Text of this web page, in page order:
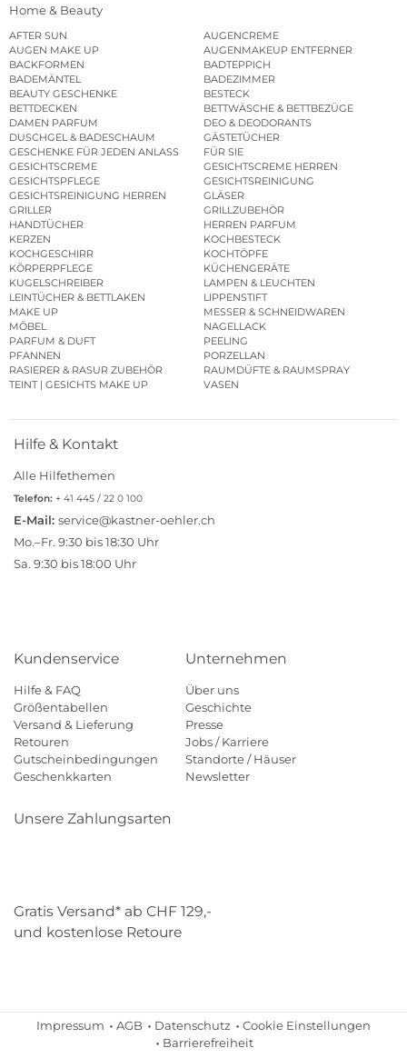
Home & Beauty
AFTER SUN
AUGENCREME
AUGEN MAKE UP
AUGENMAKEUP ENTFERNER
BACKFORMEN
BADTEPPICH
BADEMÄNTEL
BADEZIMMER
BEAUTY GESCHENKE
BESTECK
BETTDECKEN
BETTWÄSCHE & BETTBEZÜGE
DAMEN PARFUM
DEO & DEODORANTS
DUSCHGEL & BADESCHAUM
GÄSTETÜCHER
GESCHENKE FÜR JEDEN ANLASS
FÜR SIE
GESICHTSCREME
GESICHTSCREME HERREN
GESICHTSPFLEGE
GESICHTSREINIGUNG
GESICHTSREINIGUNG HERREN
GLÄSER
GRILLER
GRILLZUBEHÖR
HANDTÜCHER
HERREN PARFUM
KERZEN
KOCHBESTECK
KOCHGESCHIRR
KOCHTÖPFE
KÖRPERPFLEGE
KÜCHENGERÄTE
KUGELSCHREIBER
LAMPEN & LEUCHTEN
LEINTÜCHER & BETTLAKEN
LIPPENSTIFT
MAKE UP
MESSER & SCHNEIDWAREN
MÖBEL
NAGELLACK
PARFUM & DUFT
PEELING
PFANNEN
PORZELLAN
RASIERER & RASUR ZUBEHÖR
RAUMDÜFTE & RAUMSPRAY
TEINT | GESICHTS MAKE UP
VASEN
Hilfe & Kontakt
Alle Hilfethemen
Telefon: + 41 445 / 22 0 100
E-Mail: service@kastner-oehler.ch
Mo.–Fr. 9:30 bis 18:30 Uhr
Sa. 9:30 bis 18:00 Uhr
Kundenservice
Hilfe & FAQ
Größentabellen
Versand & Lieferung
Retouren
Gutscheinbedingungen
Unternehmen
Über uns
Geschichte
Presse
Jobs / Karriere
Standorte / Häuser
Gratis Versand* ab CHF 129,-
Datenschutz Cookie Einstellungen